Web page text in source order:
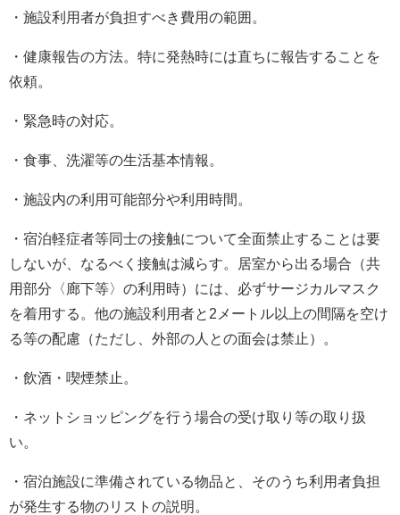
・施設利用者が負担すべき費用の範囲。
・健康報告の方法。特に発熱時には直ちに報告することを
依頼。
・緊急時の対応。
・食事、洗濯等の生活基本情報。
・施設内の利用可能部分や利用時間。
・宿泊軽症者等同士の接触について全面禁止することは要
しないが、なるべく接触は減らす。居室から出る場合（共
用部分〈廊下等〉の利用時）には、必ずサージカルマスク
を着用する。他の施設利用者と2メートル以上の間隔を空け
る等の配慮（ただし、外部の人との面会は禁止）。
・飲酒・喫煙禁止。
・ネットショッピングを行う場合の受け取り等の取り扱
い。
・宿泊施設に準備されている物品と、そのうち利用者負担
が発生する物のリストの説明。